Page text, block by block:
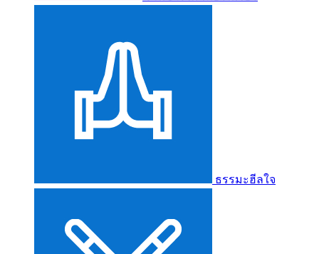
ธรรมะฮีลใจ